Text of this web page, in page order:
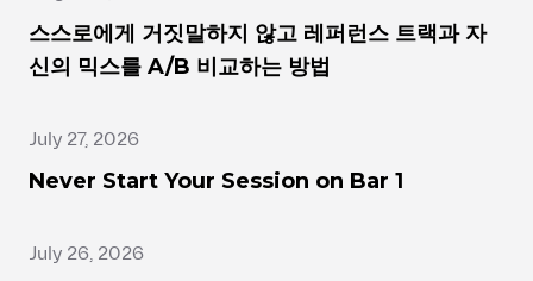
스스로에게 거짓말하지 않고 레퍼런스 트랙과 자
신의 믹스를 A/B 비교하는 방법
July 27, 2026
Never Start Your Session on Bar 1
July 26, 2026